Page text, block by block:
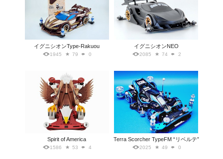
イグニシオンType-Rakuou
1945 79 0
イグニシオンNEO
2085 74 2
Spirit of America
1586 53 4
Terra Scorcher TypeFM “リベルテ”
2025 49 0